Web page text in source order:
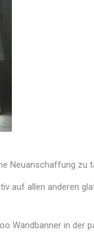
Neuanschaffung zu
auf allen anderen
Wandbanner in der